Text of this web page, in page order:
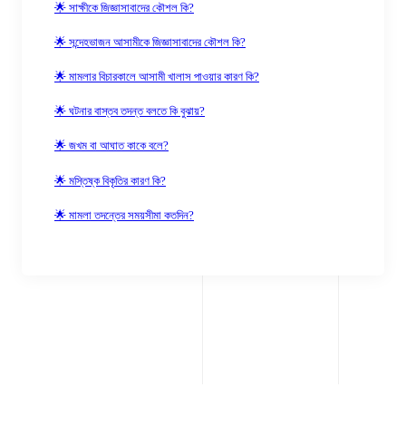
🌟 সাক্ষীকে জিজ্ঞাসাবাদের কৌশল কি?
🌟 সন্দেহভাজন আসামীকে জিজ্ঞাসাবাদের কৌশল কি?
🌟 মামলার বিচারকালে আসামী খালাস পাওয়ার কারণ কি?
🌟 ঘটনার বাস্তব তদন্ত বলতে কি বুঝায়?
🌟 জখম বা আঘাত কাকে বলে?
🌟 মস্তিষ্ক বিকৃতির কারণ কি?
🌟 মামলা তদন্তের সময়সীমা কতদিন?